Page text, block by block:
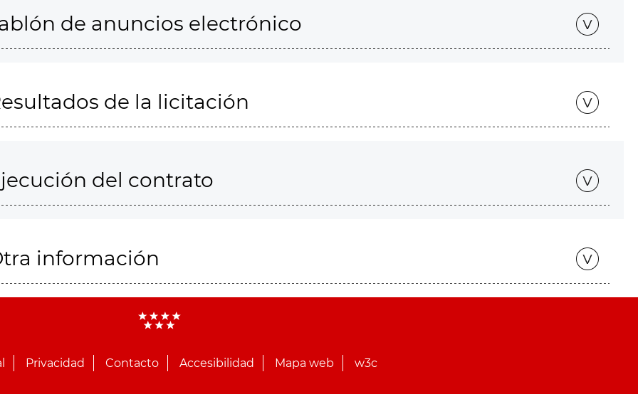
de anuncios electrónico
de la licitación
del contrato
información
Privacidad Contacto Accesibilidad Mapa web w3c